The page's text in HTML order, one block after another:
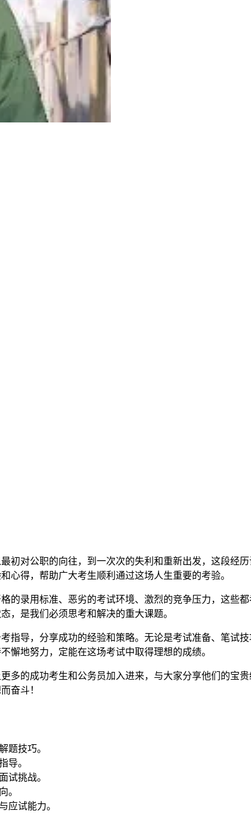
初对公职的向往，到一次次的失利和重新出发，这段经
心得，帮助广大考生顺利通过这场人生重要的考验。
的录用标准、恶劣的考试环境、激烈的竞争压力，这些
，是我们必须思考和解决的重大课题。
指导，分享成功的经验和策略。无论是考试准备、笔试
懈地努力，定能在这场考试中取得理想的成绩。
多的成功考生和公务员加入进来，与大家分享他们的宝
奋斗！
题技巧。
导。
试挑战。
。
应试能力。